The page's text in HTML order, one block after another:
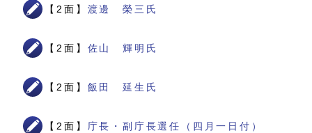
【2面】 渡邊 榮三氏
【2面】 佐山 輝明氏
【2面】 飯田 延生氏
【2面】 庁長・副庁長選任（四月一日付）